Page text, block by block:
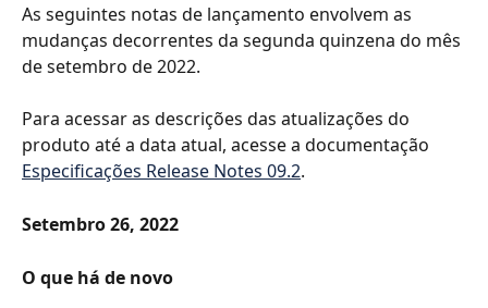
As seguintes notas de lançamento envolvem as
mudanças decorrentes da segunda quinzena do mês
de setembro de 2022.
Para acessar as descrições das atualizações do
produto até a data atual, acesse a documentação
Especificações Release Notes 09.2.
Setembro 26, 2022
O que há de novo